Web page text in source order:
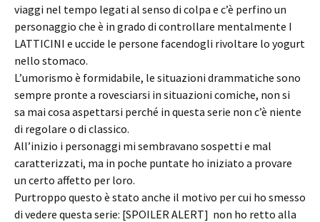
viaggi nel tempo legati al senso di colpa e c’è perfino un
personaggio che è in grado di controllare mentalmente I
LATTICINI e uccide le persone facendogli rivoltare lo yogurt
nello stomaco.
L’umorismo è formidabile, le situazioni drammatiche sono
sempre pronte a rovesciarsi in situazioni comiche, non si
sa mai cosa aspettarsi perché in questa serie non c’è niente
di regolare o di classico.
All’inizio i personaggi mi sembravano sospetti e mal
caratterizzati, ma in poche puntate ho iniziato a provare
un certo affetto per loro.
Purtroppo questo è stato anche il motivo per cui ho smesso
di vedere questa serie: [SPOILER ALERT] non ho retto alla